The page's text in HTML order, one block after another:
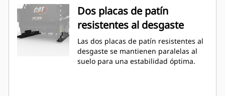
Dos placas de patín
resistentes al desgaste
Las dos placas de patín resistentes al
desgaste se mantienen paralelas al
suelo para una estabilidad óptima.